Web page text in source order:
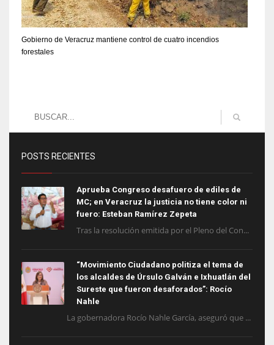
Gobierno de Veracruz mantiene control de cuatro incendios
forestales
POSTS RECIENTES
Aprueba Congreso desafuero de ediles de
MC; en Veracruz la justicia no tiene color ni
fuero: Esteban Ramírez Zepeta
Tras la resolución emitida por el Pleno del Con...
“Movimiento Ciudadano politiza el tema de
los alcaldes de Úrsulo Galván e Ixhuatlán del
Sureste que fueron desaforados”: Rocío
Nahle
La gobernadora Rocío Nahle García, aseguró que ...